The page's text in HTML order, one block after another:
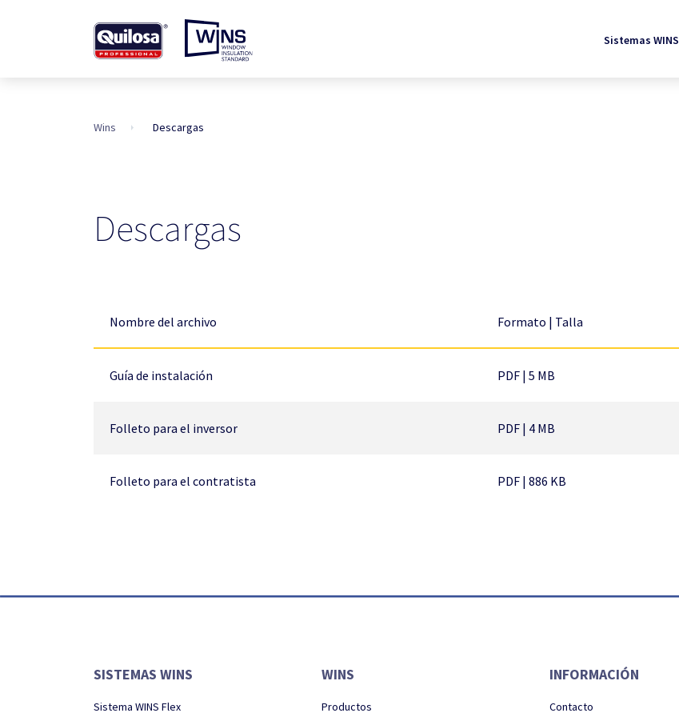
Sistemas WINS
Wins Descargas
Descargas
Nombre del archivo Formato | Talla
Guía de instalación PDF | 5 MB
Folleto para el inversor PDF | 4 MB
Folleto para el contratista PDF | 886 KB
SISTEMAS WINS
Sistema WINS Flex
WINS
Productos
INFORMACIÓN
Contacto